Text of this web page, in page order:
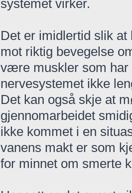
systemet virker.
Det er imidlertid slik
mot riktig bevegelse
være muskler som har
nervesystemet ikke
Det kan også skje at
gjennomarbeidet
ikke kommet i en
vanens makt er som
for minnet om smerte